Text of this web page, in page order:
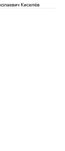
Киселёв